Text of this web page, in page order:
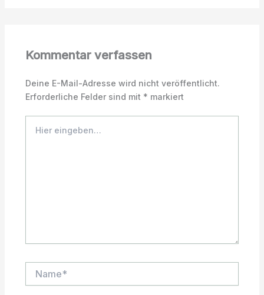
Kommentar verfassen
Deine E-Mail-Adresse wird nicht veröffentlicht.
Erforderliche Felder sind mit * markiert
eingeben…